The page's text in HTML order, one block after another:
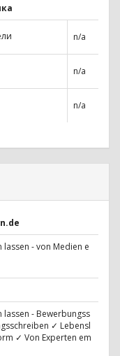
n/a
n/a
n/a
- von Medien e
- Bewerbungss
✓ Lebensl
✓ Von Experten em